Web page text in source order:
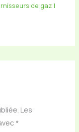
de gaz |
Les
*